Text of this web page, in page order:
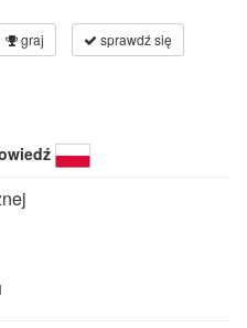
graj sprawdź się